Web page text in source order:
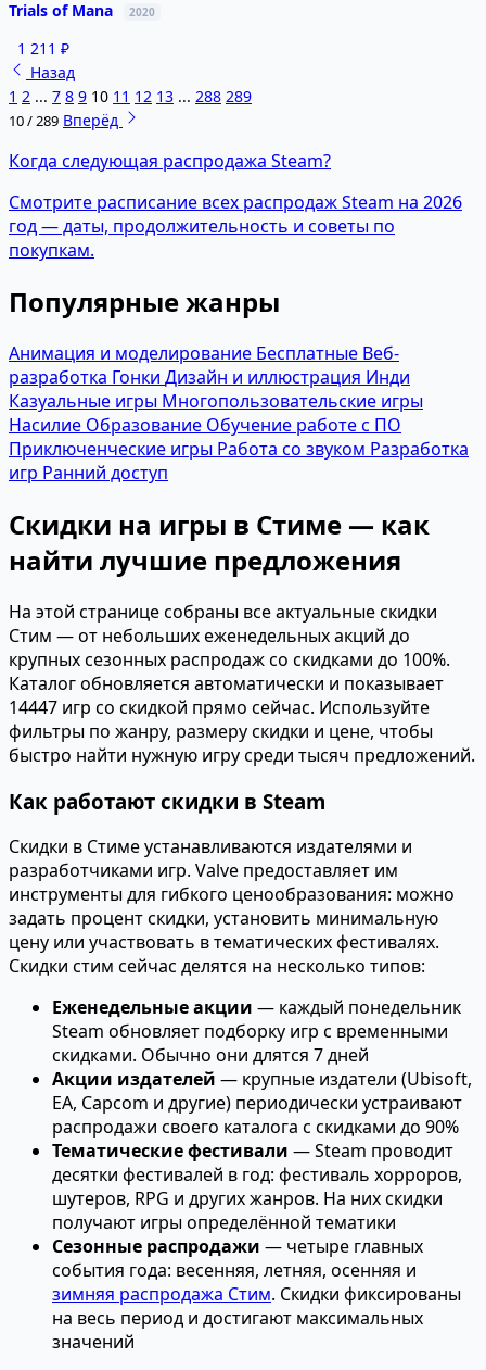
Trials of Mana 2020
1 211 ₽
Назад
1 2 ... 7 8 9 10 11 12 13 ... 288 289
10 / 289 Вперёд
Когда следующая распродажа Steam?
Смотрите расписание всех распродаж Steam на 2026
год — даты, продолжительность и советы по
покупкам.
Популярные жанры
Анимация и моделирование Бесплатные Веб-
разработка Гонки Дизайн и иллюстрация Инди
Казуальные игры Многопользовательские игры
Насилие Образование Обучение работе с ПО
Приключенческие игры Работа со звуком Разработка
игр Ранний доступ
Скидки на игры в Стиме — как
найти лучшие предложения
На этой странице собраны все актуальные скидки
Стим — от небольших еженедельных акций до
крупных сезонных распродаж со скидками до 100%.
Каталог обновляется автоматически и показывает
14447 игр со скидкой прямо сейчас. Используйте
фильтры по жанру, размеру скидки и цене, чтобы
быстро найти нужную игру среди тысяч предложений.
Как работают скидки в Steam
Скидки в Стиме устанавливаются издателями и
разработчиками игр. Valve предоставляет им
инструменты для гибкого ценообразования: можно
задать процент скидки, установить минимальную
цену или участвовать в тематических фестивалях.
Скидки стим сейчас делятся на несколько типов:
Еженедельные акции — каждый понедельник
Steam обновляет подборку игр с временными
скидками. Обычно они длятся 7 дней
Акции издателей — крупные издатели (Ubisoft,
EA, Capcom и другие) периодически устраивают
распродажи своего каталога с скидками до 90%
Тематические фестивали — Steam проводит
десятки фестивалей в год: фестиваль хорроров,
шутеров, RPG и других жанров. На них скидки
получают игры определённой тематики
Сезонные распродажи — четыре главных
события года: весенняя, летняя, осенняя и
зимняя распродажа Стим. Скидки фиксированы
на весь период и достигают максимальных
значений